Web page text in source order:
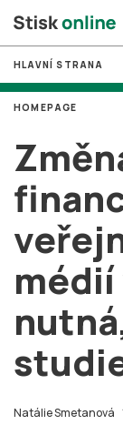
# MUNI
# Brno
# volby
login PŘIHLÁSIT
Zapomněli jste heslo?
HLAVNÍ STRANA
médií
Natálie Smetanová
HOMEPAGE